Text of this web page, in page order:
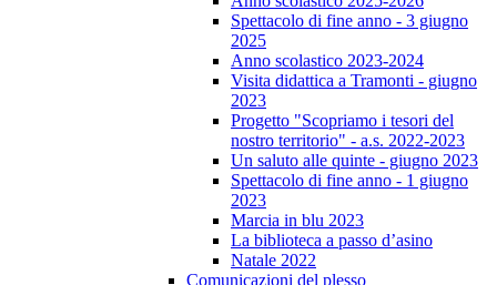
Spettacolo di fine anno - 3 giugno
2025
Anno scolastico 2023-2024
Visita didattica a Tramonti - giugno
2023
Progetto "Scopriamo i tesori del
nostro territorio" - a.s. 2022-2023
Un saluto alle quinte - giugno 2023
Spettacolo di fine anno - 1 giugno
2023
Marcia in blu 2023
La biblioteca a passo d’asino
Natale 2022
Comunicazioni del plesso